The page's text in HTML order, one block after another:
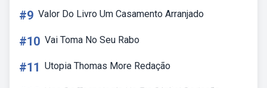
#9 Valor Do Livro Um Casamento Arranjado
#10 Vai Toma No Seu Rabo
#11 Utopia Thomas More Redação